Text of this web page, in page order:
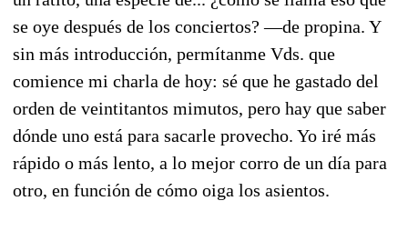
se oye después de los conciertos? —de propina. Y
sin más introducción, permítanme Vds. que
comience mi charla de hoy: sé que he gastado del
orden de veintitantos mimutos, pero hay que saber
dónde uno está para sacarle provecho. Yo iré más
rápido o más lento, a lo mejor corro de un día para
otro, en función de cómo oiga los asientos.